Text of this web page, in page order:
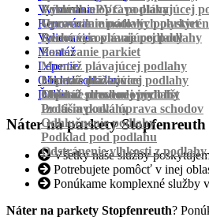
Pokládka PVC podlahy
Výmena a oprava plávajúcej
Oprava laminátových parkiet
Vyrovnanie
Vyrovnanie podlahy
Suché vyrovnanie podlahy
Renovácia
Renovácia plávajúcej podlahy
Pastovanie parkiet
Vylievanie
Montáž
Montáž plávajúcej podlahy
Montáž dlážkovice
Montáž prechodových líšt
Lepenie
Lepenie plávajúcej podlahy
Lepenie drevenej podlahy
Obklad schodov
Obklad schodov vinylom
Protišmyková úprava schodov
Ďalšie
Izolácia podlahy
Odhlučnenie podlahy
Podklad pod podlahu
Odstránenie vlhkosti z podlahy
Náter na parkety Stopfenreuth
Všetky naše služby
Potrebujete pomôcť v inej
Ponúkame komplexné služby
Náter na parkety Stopfenreuth?